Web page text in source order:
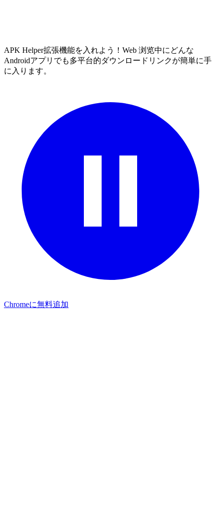
APK Helper拡張機能を入れよう！Web 浏览中にどんな
Androidアプリでも多平台的ダウンロードリンクが簡単に手
に入ります。
Chromeに無料追加